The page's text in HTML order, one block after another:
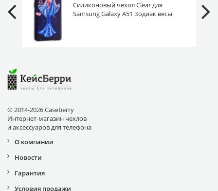
Силиконовый чехол Clear для
Samsung Galaxy A51 Зодиак весы
© 2014-2026 Caseberry
Интернет-магазин чехлов
и аксессуаров для телефона
О компании
Новости
Гарантия
Условия продажи